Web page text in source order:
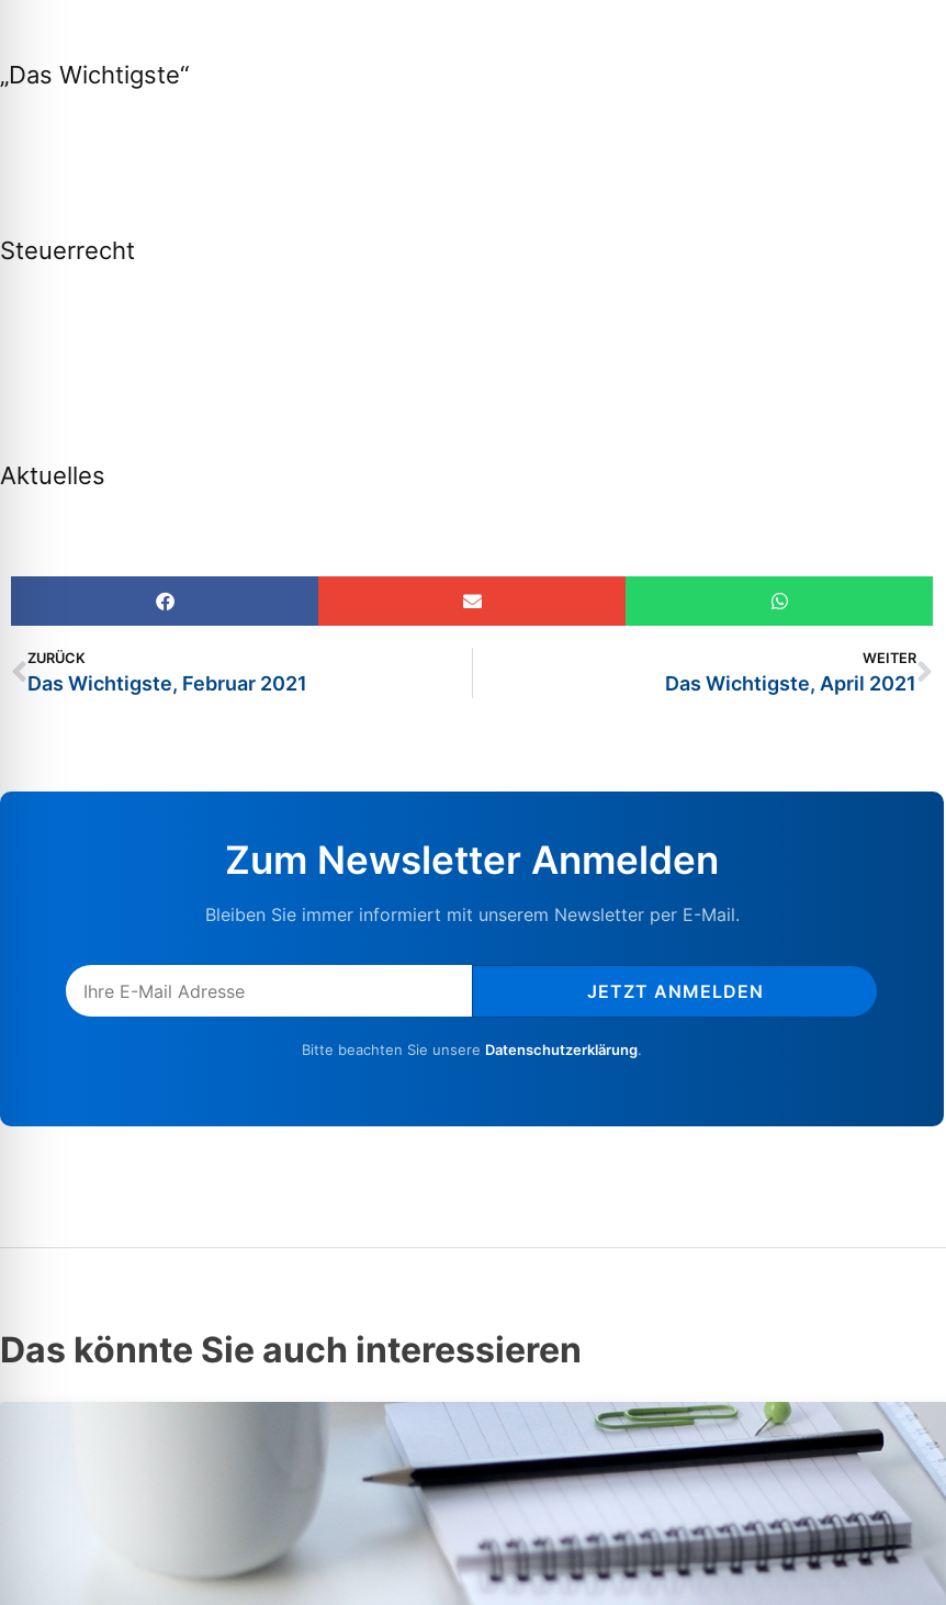
„Das Wichtigste“
Steuerrecht
Aktuelles
ZURÜCK
Das Wichtigste, Februar 2021
WEITER
Das Wichtigste, April 2021
Zum Newsletter Anmelden
Bleiben Sie immer informiert mit unserem Newsletter per E-Mail.
JETZT ANMELDEN
Bitte beachten Sie unsere Datenschutzerklärung.
Das könnte Sie auch interessieren